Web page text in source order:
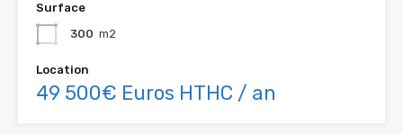
Surface
300 m2
Location
49 500€ Euros HTHC / an